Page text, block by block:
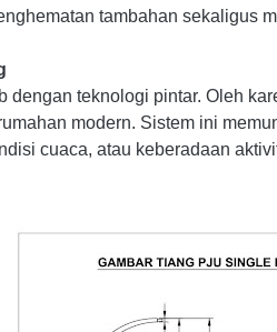
tambahan sekaligus
dengan teknologi pintar. Oleh
modern. Sistem ini
cuaca, atau keberadaan